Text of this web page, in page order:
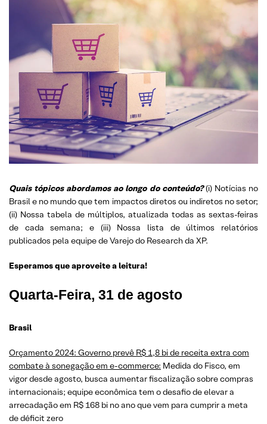
Quais tópicos abordamos ao longo do conteúdo? (i) Notícias no
Brasil e no mundo que tem impactos diretos ou indiretos no setor;
(ii) Nossa tabela de múltiplos, atualizada todas as sextas-feiras
de cada semana; e (iii) Nossa lista de últimos relatórios
publicados pela equipe de Varejo do Research da XP.
Esperamos que aproveite a leitura!
Quarta-Feira, 31 de agosto
Brasil
Orçamento 2024: Governo prevê R$ 1,8 bi de receita extra com
combate à sonegação em e-commerce: Medida do Fisco, em
vigor desde agosto, busca aumentar fiscalização sobre compras
internacionais; equipe econômica tem o desafio de elevar a
arrecadação em R$ 168 bi no ano que vem para cumprir a meta
de déficit zero